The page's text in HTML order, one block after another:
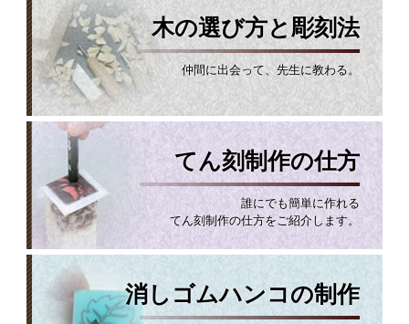
木の選び方と彫刻法
仲間に出会って、先生に教わる。
てん刻制作の仕方
誰にでも簡単に作れる
てん刻制作の仕方をご紹介します。
消しゴムハンコの制作